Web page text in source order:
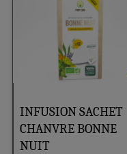
INFUSION SACHET
CHANVRE BONNE
NUIT